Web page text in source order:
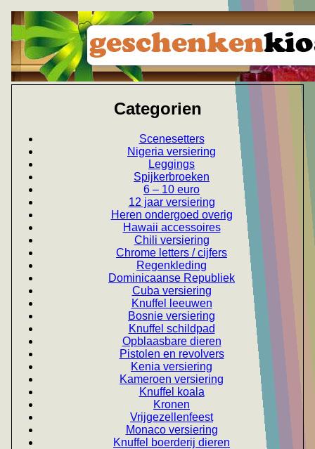
Categorien
Scenesetters
Nigeria versiering
Leggings
Spijkerbroeken
6 – 10 euro
12 jaar versiering
Heren ondergoed overig
Hawaii accessoires
Chili versiering
Chrome letters / cijfers
Regenkleding
Dominicaanse Republiek
Cuba versiering
Knuffel leeuwen
Bosnie versiering
Knuffel schildpad
Opblaasbare dieren
Pistolen en revolvers
Kenia versiering
Kameroen versiering
Knuffel koala
Kronen
Vrijgezellenfeest
Monaco versiering
Knuffel boerderij dieren